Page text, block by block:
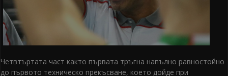
Четвтъртата част както първата тръгна напълно равностойно
до първото техническо прекъсване, което дойде при